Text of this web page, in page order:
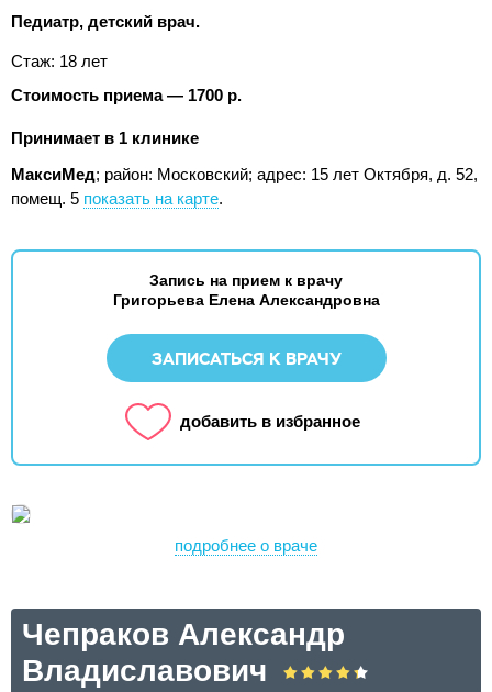
Педиатр, детский врач.
Стаж: 18 лет
Стоимость приема — 1700 р.
Принимает в 1 клинике
МаксиМед; район: Московский; адрес: 15 лет Октября, д. 52,
помещ. 5 показать на карте.
Запись на прием к врачу
Григорьева Елена Александровна
ЗАПИСАТЬСЯ К ВРАЧУ
добавить в избранное
подробнее о враче
Чепраков Александр
Владиславович